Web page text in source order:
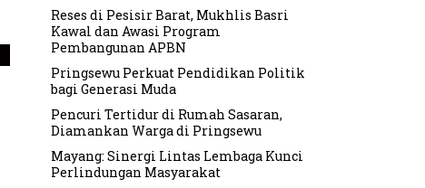
Reses di Pesisir Barat, Mukhlis Basri
Kawal dan Awasi Program
Pembangunan APBN
Pringsewu Perkuat Pendidikan Politik
bagi Generasi Muda
Pencuri Tertidur di Rumah Sasaran,
Diamankan Warga di Pringsewu
Mayang: Sinergi Lintas Lembaga Kunci
Perlindungan Masyarakat